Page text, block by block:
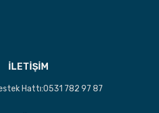
İLETİŞİM
Hattı:0531 782 97 87